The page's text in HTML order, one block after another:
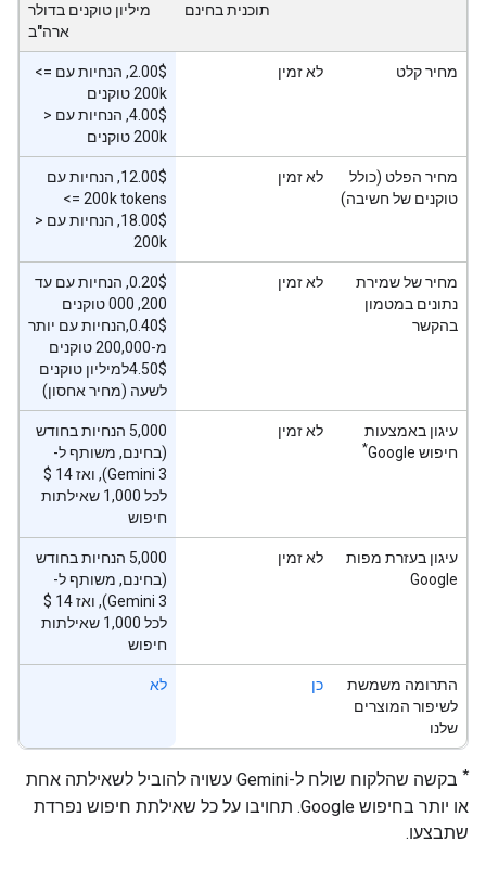
תוכנית בחינם
מיליון טוקנים בדולר
ארה"ב
מחיר קלט לא זמין
‫2.00$, הנחיות עם ‎ <=
200k טוקנים
‫4.00$, הנחיות עם ‎ >
200k טוקנים
מחיר הפלט (כולל
טוקנים של חשיבה)
לא זמין
<= 200k tokens
‫18.00$, הנחיות עם ‎ >
200k
מחיר של שמירת
נתונים במטמון
בהקשר
לא זמין
‫0.20$, הנחיות עם עד
200, 000 טוקנים
‫0.40$,הנחיות עם יותר
מ-200,000 טוקנים
‫4.50$למיליון טוקנים
לשעה (מחיר אחסון)
עיגון באמצעות
חיפוש Google
*
לא זמין
‫5,000 הנחיות בחודש
(בחינם, משותף ל-
לכל 1,000 שאילתות
חיפוש
עיגון בעזרת מפות
Google
לא זמין
‫5,000 הנחיות בחודש
(בחינם, משותף ל-
לכל 1,000 שאילתות
חיפוש
התרומה משמשת
לשיפור המוצרים
שלנו
כן לא
*
בקשה שהלקוח שולח ל-Gemini עשויה להוביל לשאילתה אחת
או יותר בחיפוש Google. תחויבו על כל שאילתת חיפוש נפרדת
שתבצעו.